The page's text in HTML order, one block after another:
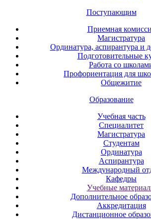
Поступающим
Приемная
Магистратура
Ординатура, аспирантура и
Подготовительные
Работа со
Профориентация для
Общежитие
Образование
Учебная часть
Специалитет
Магистратура
Студентам
Ординатура
Аспирантура
Международный
Кафедры
Учебные
Дополнительное
Аккредитация
Дистанционное